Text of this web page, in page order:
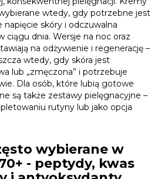
wtedy, gdy potrzebne jest
napięcie skóry i odczuwalna
ciągu dnia. Wersje na noc oraz
na odżywienie i regenerację –
wtedy, gdy skóra jest
lub „zmęczona” i potrzebuje
Dla osób, które lubią gotowe
są także zestawy pielęgnacyjne –
rutyny lub jako opcja
wybierane w
- peptydy, kwas